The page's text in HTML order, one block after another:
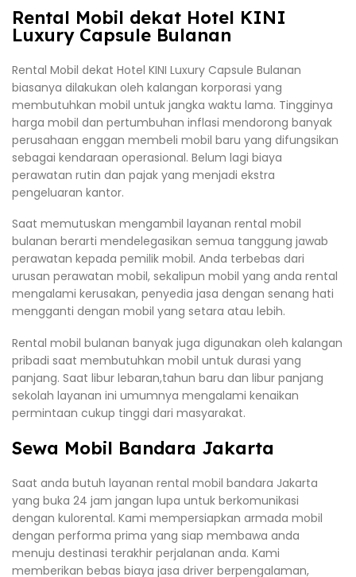
Rental Mobil dekat Hotel KINI
Luxury Capsule Bulanan
Rental Mobil dekat Hotel KINI Luxury Capsule Bulanan
biasanya dilakukan oleh kalangan korporasi yang
membutuhkan mobil untuk jangka waktu lama. Tingginya
harga mobil dan pertumbuhan inflasi mendorong banyak
perusahaan enggan membeli mobil baru yang difungsikan
sebagai kendaraan operasional. Belum lagi biaya
perawatan rutin dan pajak yang menjadi ekstra
pengeluaran kantor.
Saat memutuskan mengambil layanan rental mobil
bulanan berarti mendelegasikan semua tanggung jawab
perawatan kepada pemilik mobil. Anda terbebas dari
urusan perawatan mobil, sekalipun mobil yang anda rental
mengalami kerusakan, penyedia jasa dengan senang hati
mengganti dengan mobil yang setara atau lebih.
Rental mobil bulanan banyak juga digunakan oleh kalangan
pribadi saat membutuhkan mobil untuk durasi yang
panjang. Saat libur lebaran,tahun baru dan libur panjang
sekolah layanan ini umumnya mengalami kenaikan
permintaan cukup tinggi dari masyarakat.
Sewa Mobil Bandara Jakarta
Saat anda butuh layanan rental mobil bandara Jakarta
yang buka 24 jam jangan lupa untuk berkomunikasi
dengan kulorental. Kami mempersiapkan armada mobil
dengan performa prima yang siap membawa anda
menuju destinasi terakhir perjalanan anda. Kami
memberikan bebas biaya jasa driver berpengalaman,